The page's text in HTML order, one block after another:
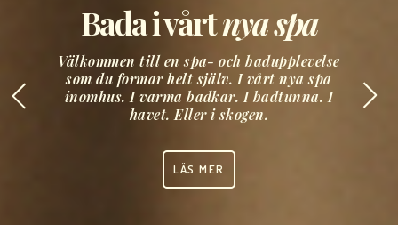
Bada i vårtnya spa
Välkommen till en spa- och badupplevelse
som du formar helt själv. I vårt nya spa
inomhus. I varma badkar. I badtunna. I
havet. Eller i skogen.
LÄS MER